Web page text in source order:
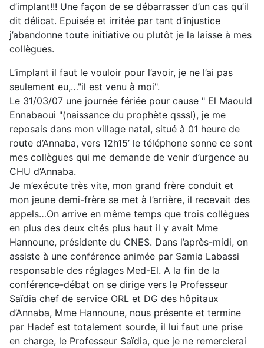
d’implant!!! Une façon de se débarrasser d’un cas qu’il
dit délicat. Epuisée et irritée par tant d’injustice
j’abandonne toute initiative ou plutôt je la laisse à mes
collègues.
L’implant il faut le vouloir pour l’avoir, je ne l’ai pas
seulement eu,…"il est venu à moi".
Le 31/03/07 une journée fériée pour cause " El Maould
Ennabaoui "(naissance du prophète qsssl), je me
reposais dans mon village natal, situé à 01 heure de
route d’Annaba, vers 12h15’ le téléphone sonne ce sont
mes collègues qui me demande de venir d’urgence au
CHU d’Annaba.
Je m’exécute très vite, mon grand frère conduit et
mon jeune demi-frère se met à l’arrière, il recevait des
appels…On arrive en même temps que trois collègues
en plus des deux cités plus haut il y avait Mme
Hannoune, présidente du CNES. Dans l’après-midi, on
assiste à une conférence animée par Samia Labassi
responsable des réglages Med-El. A la fin de la
conférence-débat on se dirige vers le Professeur
Saïdia chef de service ORL et DG des hôpitaux
d’Annaba, Mme Hannoune, nous présente et termine
par Hadef est totalement sourde, il lui faut une prise
en charge, le Professeur Saïdia, que je ne remercierai